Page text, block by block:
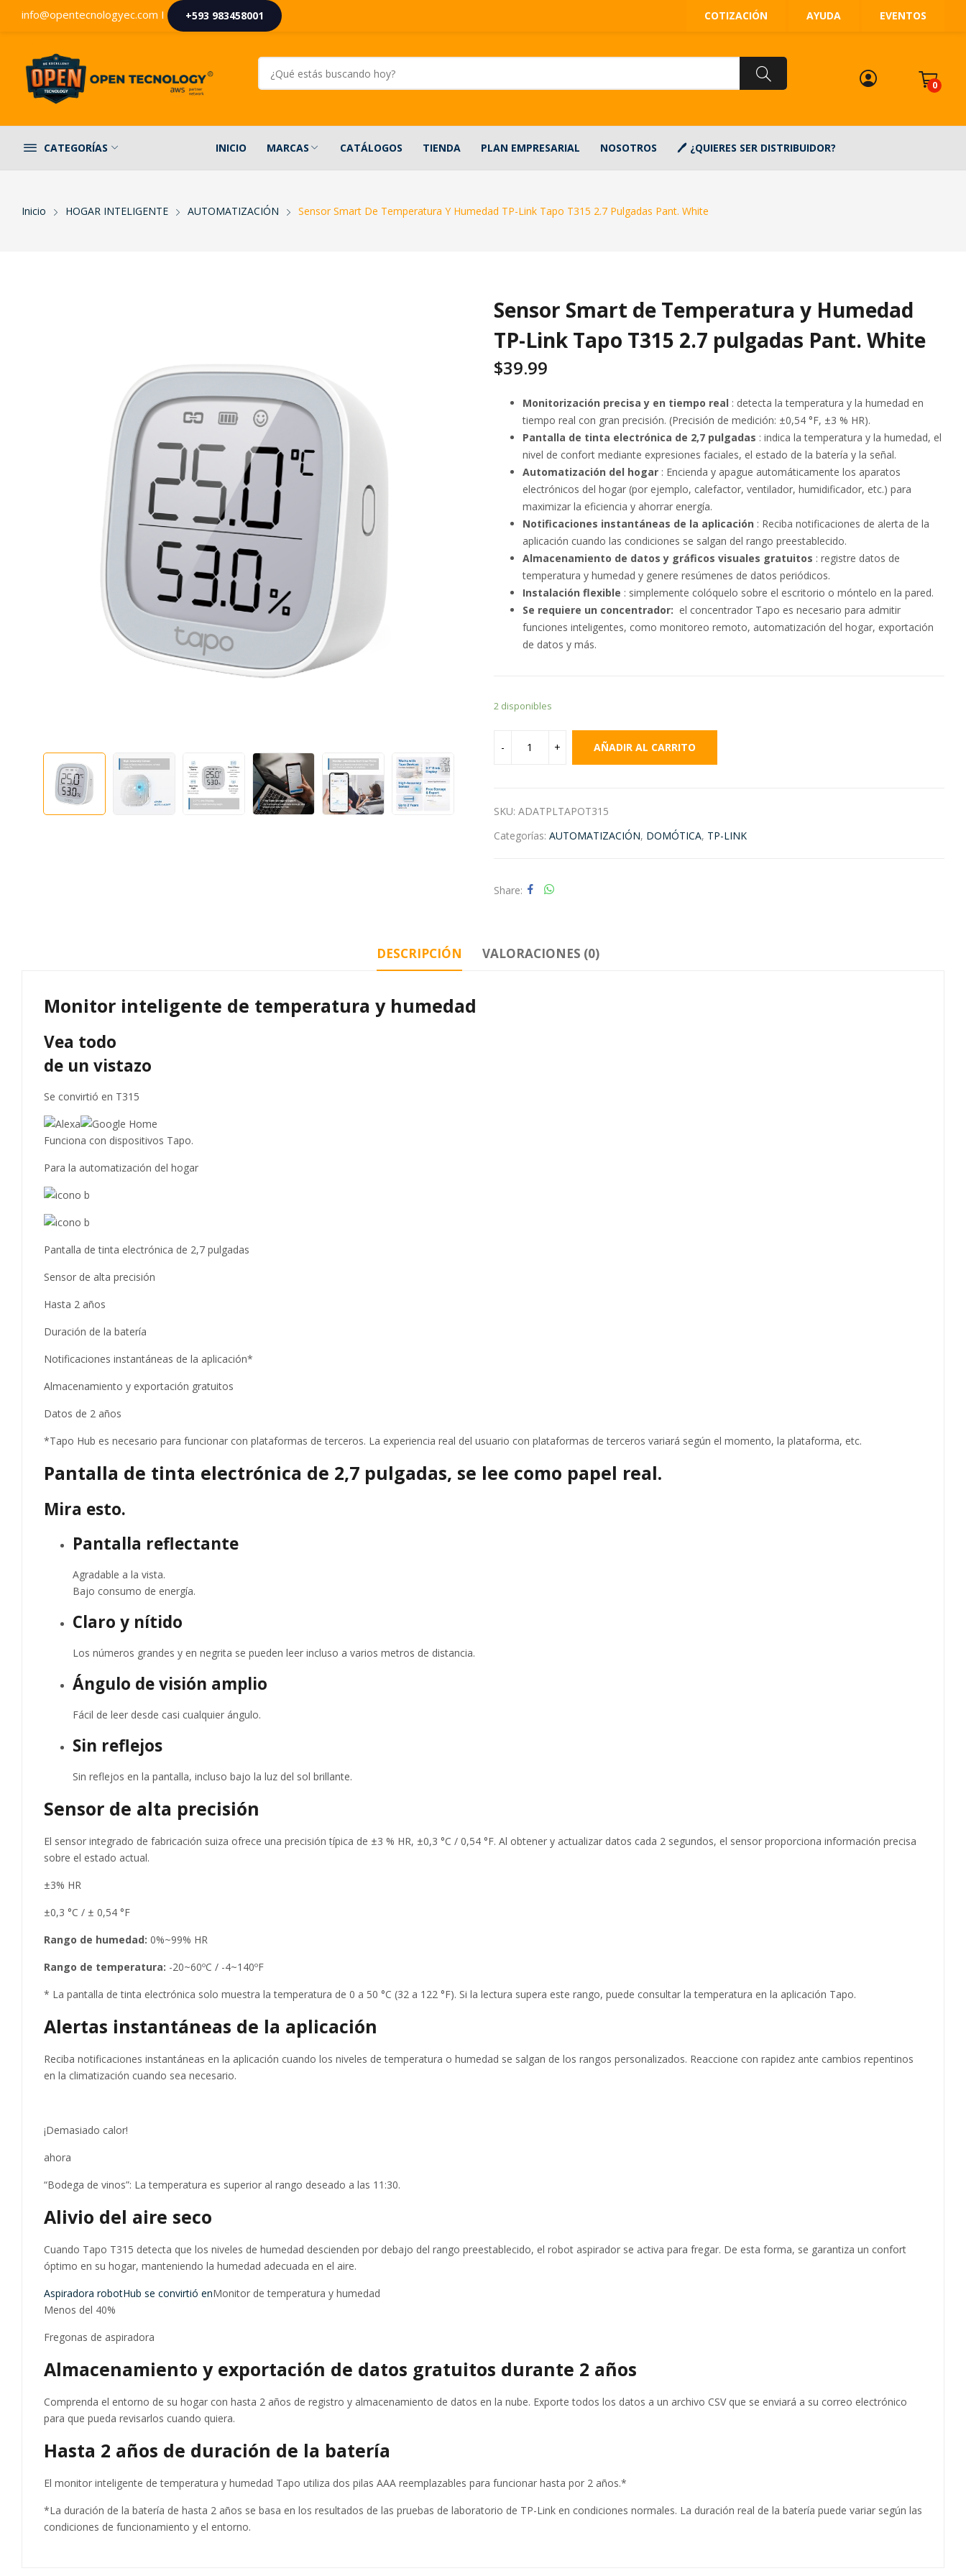
info@opentecnologyec.com I +593 983458001 COTIZACIÓN AYUDA EVENTOS
0
CATEGORÍAS INICIO MARCAS CATÁLOGOS TIENDA PLAN EMPRESARIAL NOSOTROS ¿QUIERES SER DISTRIBUIDOR?
Inicio HOGAR INTELIGENTE AUTOMATIZACIÓN Sensor Smart De Temperatura Y Humedad TP-Link Tapo T315 2.7 Pulgadas Pant. White
Sensor Smart de Temperatura y Humedad
TP-Link Tapo T315 2.7 pulgadas Pant. White
$39.99
Monitorización precisa y en tiempo real : detecta la temperatura y la humedad en
tiempo real con gran precisión. (Precisión de medición: ±0,54 °F, ±3 % HR).
Pantalla de tinta electrónica de 2,7 pulgadas : indica la temperatura y la humedad, el
nivel de confort mediante expresiones faciales, el estado de la batería y la señal.
Automatización del hogar : Encienda y apague automáticamente los aparatos
electrónicos del hogar (por ejemplo, calefactor, ventilador, humidificador, etc.) para
maximizar la eficiencia y ahorrar energía.
Notificaciones instantáneas de la aplicación : Reciba notificaciones de alerta de la
aplicación cuando las condiciones se salgan del rango preestablecido.
Almacenamiento de datos y gráficos visuales gratuitos : registre datos de
temperatura y humedad y genere resúmenes de datos periódicos.
Instalación flexible : simplemente colóquelo sobre el escritorio o móntelo en la pared.
Se requiere un concentrador: el concentrador Tapo es necesario para admitir
funciones inteligentes, como monitoreo remoto, automatización del hogar, exportación
de datos y más.
2 disponibles
AÑADIR AL CARRITO
SKU: ADATPLTAPOT315
Categorías: AUTOMATIZACIÓN, DOMÓTICA, TP-LINK
Share
DESCRIPCIÓN VALORACIONES (0)
Monitor inteligente de temperatura y humedad
Vea todo
de un vistazo
Se convirtió en T315
Funciona con dispositivos Tapo.
Para la automatización del hogar
Pantalla de tinta electrónica de 2,7 pulgadas
Sensor de alta precisión
Hasta 2 años
Duración de la batería
Notificaciones instantáneas de la aplicación*
Almacenamiento y exportación gratuitos
Datos de 2 años
*Tapo Hub es necesario para funcionar con plataformas de terceros. La experiencia real del usuario con plataformas de terceros variará según el momento, la plataforma, etc.
Pantalla de tinta electrónica de 2,7 pulgadas, se lee como papel real.
Mira esto.
Pantalla reflectante
Agradable a la vista.
Bajo consumo de energía.
Claro y nítido
Los números grandes y en negrita se pueden leer incluso a varios metros de distancia.
Ángulo de visión amplio
Fácil de leer desde casi cualquier ángulo.
Sin reflejos
Sin reflejos en la pantalla, incluso bajo la luz del sol brillante.
Sensor de alta precisión
El sensor integrado de fabricación suiza ofrece una precisión típica de ±3 % HR, ±0,3 °C / 0,54 °F. Al obtener y actualizar datos cada 2 segundos, el sensor proporciona información precisa
sobre el estado actual.
±3% HR
±0,3 °C / ± 0,54 °F
Rango de humedad: 0%~99% HR
Rango de temperatura: -20~60ºC / -4~140ºF
* La pantalla de tinta electrónica solo muestra la temperatura de 0 a 50 °C (32 a 122 °F). Si la lectura supera este rango, puede consultar la temperatura en la aplicación Tapo.
Alertas instantáneas de la aplicación
Reciba notificaciones instantáneas en la aplicación cuando los niveles de temperatura o humedad se salgan de los rangos personalizados. Reaccione con rapidez ante cambios repentinos
en la climatización cuando sea necesario.
¡Demasiado calor!
ahora
“Bodega de vinos”: La temperatura es superior al rango deseado a las 11:30.
Alivio del aire seco
Cuando Tapo T315 detecta que los niveles de humedad descienden por debajo del rango preestablecido, el robot aspirador se activa para fregar. De esta forma, se garantiza un confort
óptimo en su hogar, manteniendo la humedad adecuada en el aire.
Aspiradora robotHub se convirtió enMonitor de temperatura y humedad
Menos del 40%
Fregonas de aspiradora
Almacenamiento y exportación de datos gratuitos durante 2 años
Comprenda el entorno de su hogar con hasta 2 años de registro y almacenamiento de datos en la nube. Exporte todos los datos a un archivo CSV que se enviará a su correo electrónico
para que pueda revisarlos cuando quiera.
Hasta 2 años de duración de la batería
El monitor inteligente de temperatura y humedad Tapo utiliza dos pilas AAA reemplazables para funcionar hasta por 2 años.*
*La duración de la batería de hasta 2 años se basa en los resultados de las pruebas de laboratorio de TP-Link en condiciones normales. La duración real de la batería puede variar según las
condiciones de funcionamiento y el entorno.